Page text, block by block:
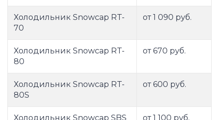
Холодильник Snowcap RT-
70
от 1 090 руб.
Холодильник Snowcap RT-
80
от 670 руб.
Холодильник Snowcap RT-
80S
от 600 руб.
Холодильник Snowcap SBS
от 1 100 руб.